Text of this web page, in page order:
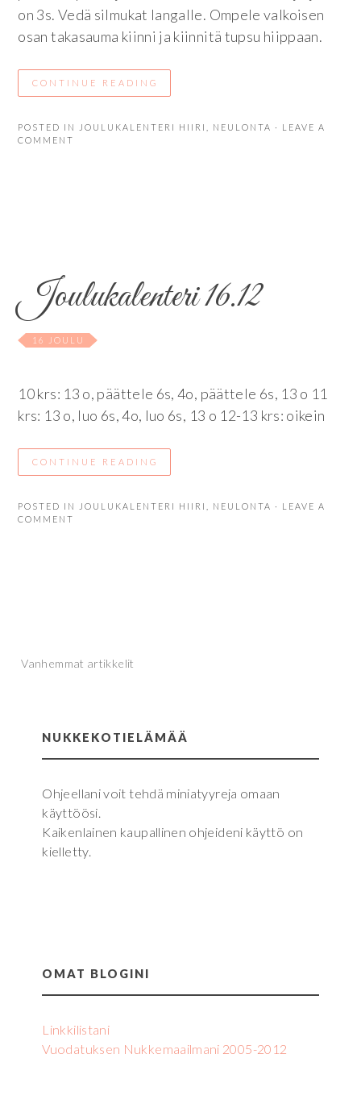
on 3s. Vedä silmukat langalle. Ompele valkoisen
osan takasauma kiinni ja kiinnitä tupsu hiippaan.
CONTINUE READING
POSTED IN JOULUKALENTERI HIIRI NEULONTA · LEAVE A
COMMENT
Joulukalenteri 16.12
16 JOULU
10 krs: 13 o, päättele 6s, 4o, päättele 6s, 13 o 11
krs: 13 o, luo 6s, 4o, luo 6s, 13 o 12-13 krs: oikein
CONTINUE READING
POSTED IN JOULUKALENTERI HIIRI NEULONTA · LEAVE A
COMMENT
Artikkelien
Vanhemmat artikkelit
NUKKEKOTIELÄMÄÄ
Ohjeellani voit tehdä miniatyyreja omaan
käyttöösi.
Kaikenlainen kaupallinen ohjeideni käyttö on
kielletty.
OMAT BLOGINI
Linkkilistani
Vuodatuksen Nukkemaailmani 2005-2012